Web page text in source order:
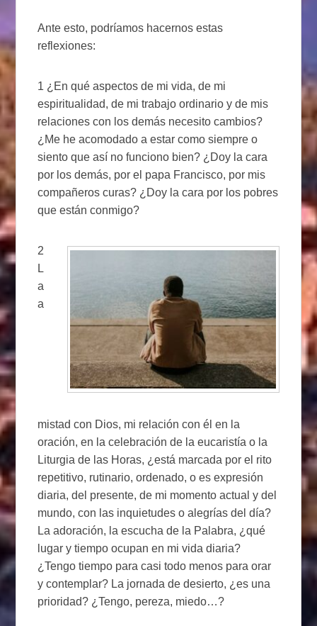
Ante esto, podríamos hacernos estas
reflexiones:
1 ¿En qué aspectos de mi vida, de mi
espiritualidad, de mi trabajo ordinario y de mis
relaciones con los demás necesito cambios?
¿Me he acomodado a estar como siempre o
siento que así no funciono bien? ¿Doy la cara
por los demás, por el papa Francisco, por mis
compañeros curas? ¿Doy la cara por los pobres
que están conmigo?
2
L
a
a
mistad con Dios, mi relación con él en la
oración, en la celebración de la eucaristía o la
Liturgia de las Horas, ¿está marcada por el rito
repetitivo, rutinario, ordenado, o es expresión
diaria, del presente, de mi momento actual y del
mundo, con las inquietudes o alegrías del día?
La adoración, la escucha de la Palabra, ¿qué
lugar y tiempo ocupan en mi vida diaria?
¿Tengo tiempo para casi todo menos para orar
y contemplar? La jornada de desierto, ¿es una
prioridad? ¿Tengo, pereza, miedo…?